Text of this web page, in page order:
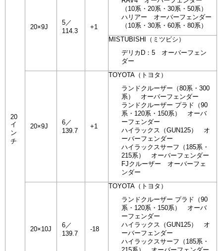
20
イ
ン
チ
20×9J
5／
114.3
+1
（10系・20系・30系・50系）
ハリアー オーバーフェンダー
（10系・30系・60系・80系）
MISTUBISHI（ミツビシ）
デリカD：5 オーバーフェン
ダー
20×9J
6／
139.7
+1
TOYOTA（トヨタ）
ランドクルーザー（80系・300
系） オーバーフェンダー
ランドクルーザー プラド（90
系・120系・150系） オーバ
ーフェンダー
ハイラックス（GUN125） オ
ーバーフェンダー
ハイラックスサーフ（185系・
215系） オーバーフェンダー
FJクルーザー オーバーフェ
ンダー
20×10J
6／
139.7
-18
TOYOTA（トヨタ）
ランドクルーザー プラド（90
系・120系・150系） オーバ
ーフェンダー
ハイラックス（GUN125） オ
ーバーフェンダー
ハイラックスサーフ（185系・